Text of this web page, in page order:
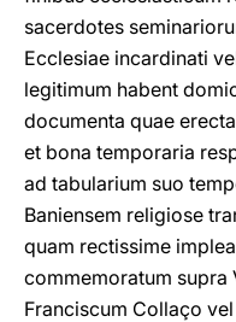
sacerdotes
Ecclesiae incardinati
legitimum habent
documenta quae
et bona temporaria
ad tabularium suo
Baniensem religiose
quam rectissime
commemoratum supra
Franciscum Collaço